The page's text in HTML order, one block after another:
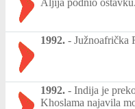
Aljija podnio ostavku.
1992. - Južnoafrička
1992. - Indija je
Khoslama najavila